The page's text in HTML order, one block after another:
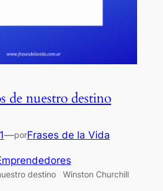
de nuestro destino
—porFrases de la Vida
destino Winston Churchill